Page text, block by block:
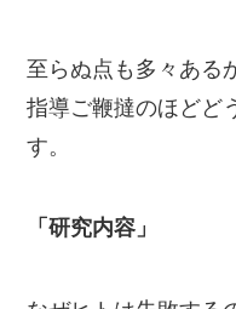
至らぬ点も多々ある
指導ご鞭撻のほどど
す。
「研究内容」